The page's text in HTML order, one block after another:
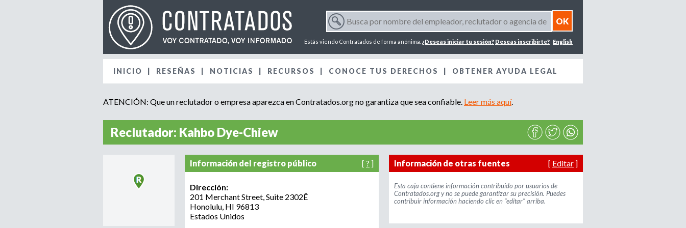
F
o
r
m
l
B
u
a
p
o
n
d
English
Estás viendo Contratados de forma anónima. ¿Deseas iniciar tu sesión? Deseas inscribirte?
INICIO RESEÑAS NOTICIAS RECURSOS CONOCE TUS DERECHOS OBTENER AYUDA LEGAL
ATENCIÓN: Que un reclutador o empresa aparezca en Contratados.org no garantiza que sea confiable. Leer más aquí.
Reclutador: Kahbo Dye-Chiew
Información del registro público [ ? ]
Dirección:
201 Merchant Street, Suite 2302Ê
Honolulu, HI 96813
Estados Unidos
Información de otras fuentes [ Editar ]
Esta caja contiene información contribuido por usuarios de
Contratados.org y no se puede garantizar su precisión. Puedes
contribuir información haciendo clic en "editar" arriba.